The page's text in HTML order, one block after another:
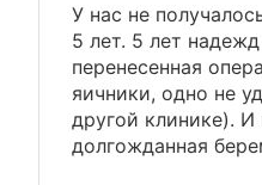
У нас не
5 лет. 5 лет
перенесенная
яичники, одно не
другой клинике). И
долгожданная